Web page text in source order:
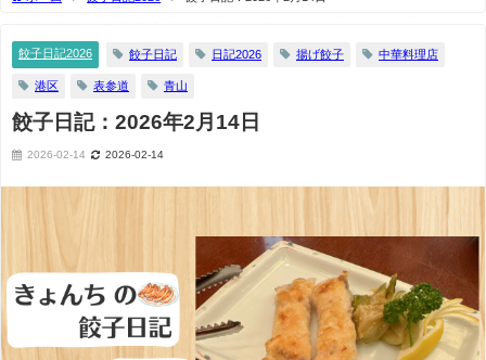
餃子日記2026 餃子日記 日記2026 揚げ餃子 中華料理店
港区 表参道 青山
餃子日記：2026年2月14日
2026-02-14 2026-02-14